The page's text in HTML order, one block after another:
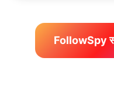
FollowSpy